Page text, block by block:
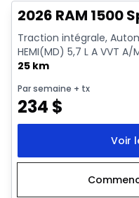
2026 RAM 1500
Traction intégrale,
HEMI(MD) 5,7 L A VVT A/
25 km
Par semaine + tx
234 $
Voir